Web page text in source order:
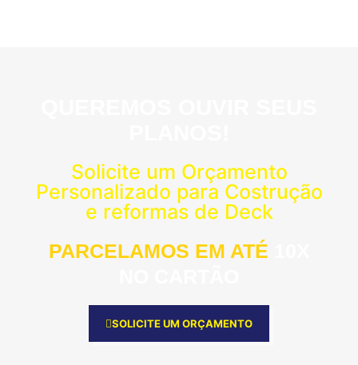
Solicite um Orçamento
Personalizado para Costrução
e reformas de Deck
PARCELAMOS EM ATÉ
SOLICITE UM ORÇAMENTO